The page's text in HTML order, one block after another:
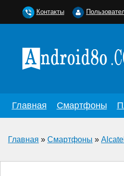
Главная Смартфоны
Главная » Смартфоны » Alcatel
Контакты